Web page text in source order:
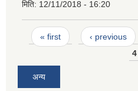
मिति: 12/11/2018 - 16:20
Pages
« first ‹ previous
4
अन्य